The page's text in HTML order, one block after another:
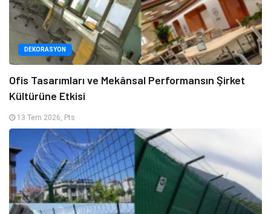
DEKORASYON
Ofis Tasarımları ve Mekânsal Performansın Şirket
Kültürüne Etkisi
13 Tem 2026, Pts